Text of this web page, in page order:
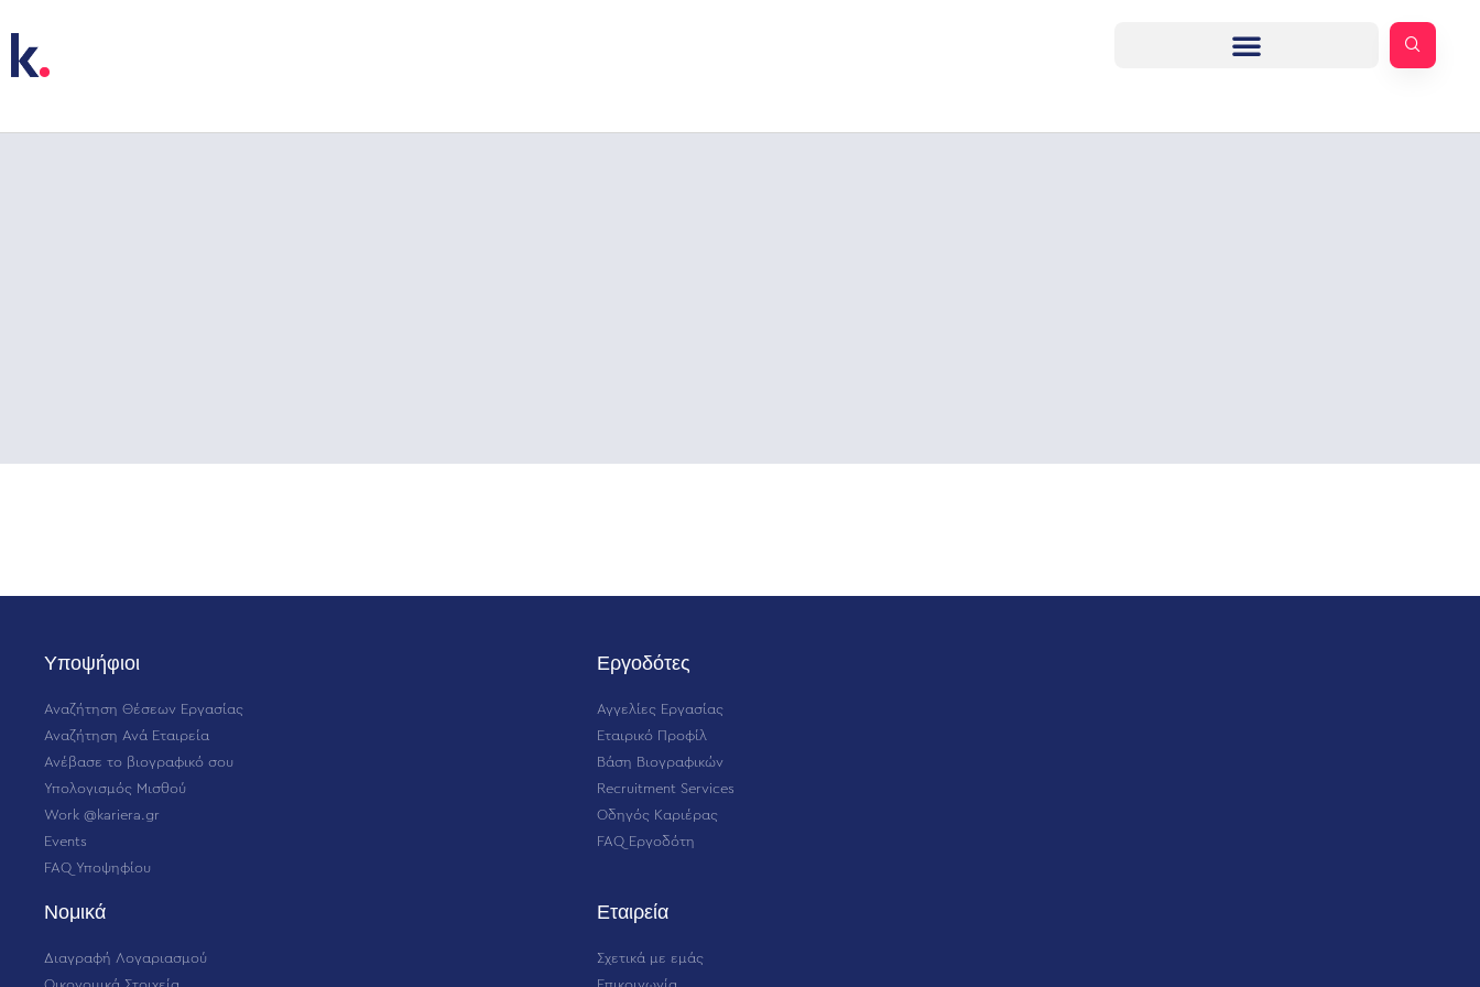
Υποψήφιοι
Αναζήτηση Θέσεων Εργασίας
Αναζήτηση Ανά Εταιρεία
Ανέβασε το βιογραφικό σου
Υπολογισμός Μισθού
Work @kariera.gr
Events
FAQ Υποψηφίου
Εργοδότες
Αγγελίες Εργασίας
Εταιρικό Προφίλ
Βάση Βιογραφικών
Recruitment Services
Οδηγός Καριέρας
FAQ Εργοδότη
Νομικά
Διαγραφή Λογαριασμού
Εταιρεία
Σχετικά με εμάς